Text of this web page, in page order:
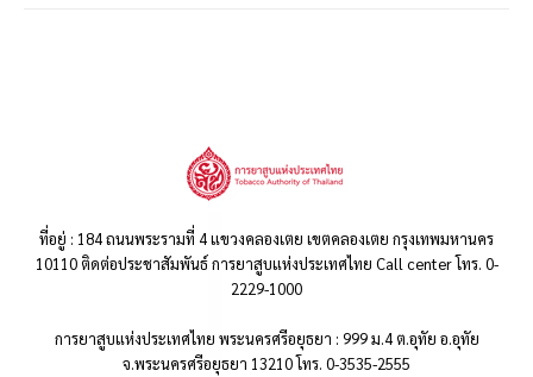
ที่อยู่ : 184 ถนนพระรามที่ 4 แขวงคลองเตย เขตคลองเตย กรุงเทพมหานคร
10110 ติดต่อประชาสัมพันธ์ การยาสูบแห่งประเทศไทย Call center โทร. 0-
2229-1000
การยาสูบแห่งประเทศไทย พระนครศรีอยุธยา : 999 ม.4 ต.อุทัย อ.อุทัย
จ.พระนครศรีอยุธยา 13210 โทร. 0-3535-2555